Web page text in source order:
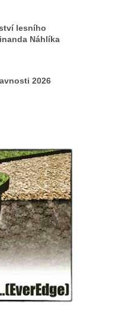
lesního
Náhlíka
2026